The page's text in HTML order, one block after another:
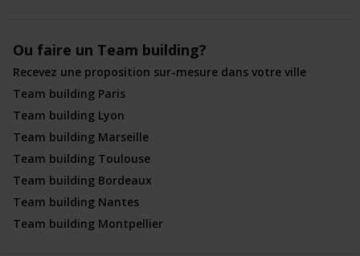
Ou faire un Team building?
Recevez une proposition sur-mesure dans votre ville
Team building Paris
Team building Lyon
Team building Marseille
Team building Toulouse
Team building Bordeaux
Team building Nantes
Team building Montpellier